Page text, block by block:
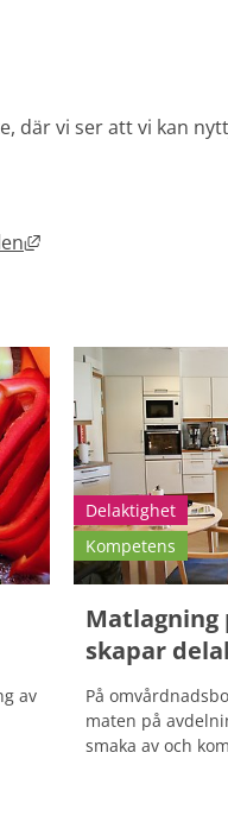
där vi ser att vi kan
Länk till annan
av
Delaktighet
Kompetens
Matlagning
skapar
På
maten på
smaka av och